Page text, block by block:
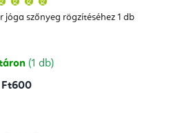
jóga szőnyeg rögzítéséhez 1 db
átlagos
értékelése
csillag.
(1 db)
Ft600